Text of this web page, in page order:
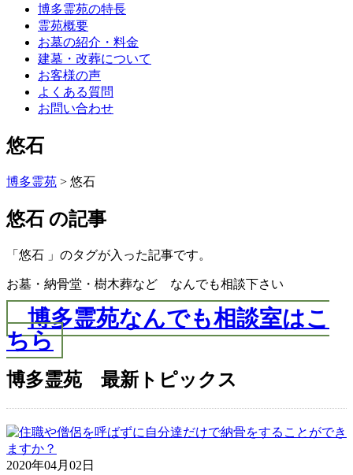
博多霊苑の特長
霊苑概要
お墓の紹介・料金
建墓・改葬について
お客様の声
よくある質問
お問い合わせ
悠石
博多霊苑 > 悠石
悠石 の記事
「悠石 」のタグが入った記事です。
お墓・納骨堂・樹木葬など なんでも相談下さい
博多霊苑なんでも相談室はこ
ちら
博多霊苑 最新トピックス
2020年04月02日